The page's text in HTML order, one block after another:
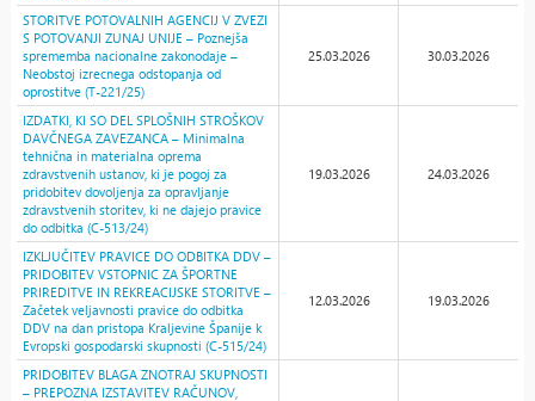
STORITVE POTOVALNIH AGENCIJ V ZVEZI
S POTOVANJI ZUNAJ UNIJE – Poznejša
sprememba nacionalne zakonodaje –
Neobstoj izrecnega odstopanja od
oprostitve (T-221/25)
25.03.2026 30.03.2026
IZDATKI, KI SO DEL SPLOŠNIH STROŠKOV
DAVČNEGA ZAVEZANCA – Minimalna
tehnična in materialna oprema
zdravstvenih ustanov, ki je pogoj za
pridobitev dovoljenja za opravljanje
zdravstvenih storitev, ki ne dajejo pravice
do odbitka (C-513/24)
19.03.2026 24.03.2026
IZKLJUČITEV PRAVICE DO ODBITKA DDV –
PRIDOBITEV VSTOPNIC ZA ŠPORTNE
PRIREDITVE IN REKREACIJSKE STORITVE –
Začetek veljavnosti pravice do odbitka
DDV na dan pristopa Kraljevine Španije k
Evropski gospodarski skupnosti (C-515/24)
12.03.2026 19.03.2026
PRIDOBITEV BLAGA ZNOTRAJ SKUPNOSTI
– PREPOZNA IZSTAVITEV RAČUNOV,